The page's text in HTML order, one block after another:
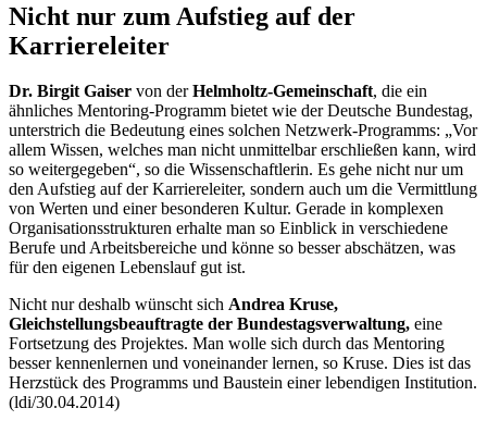
Nicht nur zum Aufstieg auf der
Karriereleiter
Dr. Birgit Gaiser von derHelmholtz-Gemeinschaft, die ein
ähnliches Mentoring-Programm bietet wie der Deutsche Bundestag,
unterstrich die Bedeutung eines solchen Netzwerk-Programms: „Vor
allem Wissen, welches man nicht unmittelbar erschließen kann, wird
so weitergegeben“, so die Wissenschaftlerin. Es gehe nicht nur um
den Aufstieg auf der Karriereleiter, sondern auch um die Vermittlung
von Werten und einer besonderen Kultur. Gerade in komplexen
Organisationsstrukturen erhalte man so Einblick in verschiedene
Berufe und Arbeitsbereiche und könne so besser abschätzen, was
für den eigenen Lebenslauf gut ist.
Nicht nur deshalb wünscht sich Andrea Kruse,
Gleichstellungsbeauftragte der Bundestagsverwaltung, eine
Fortsetzung des Projektes. Man wolle sich durch das Mentoring
besser kennenlernen und voneinander lernen, so Kruse. Dies ist das
Herzstück des Programms und Baustein einer lebendigen Institution.
(ldi/30.04.2014)